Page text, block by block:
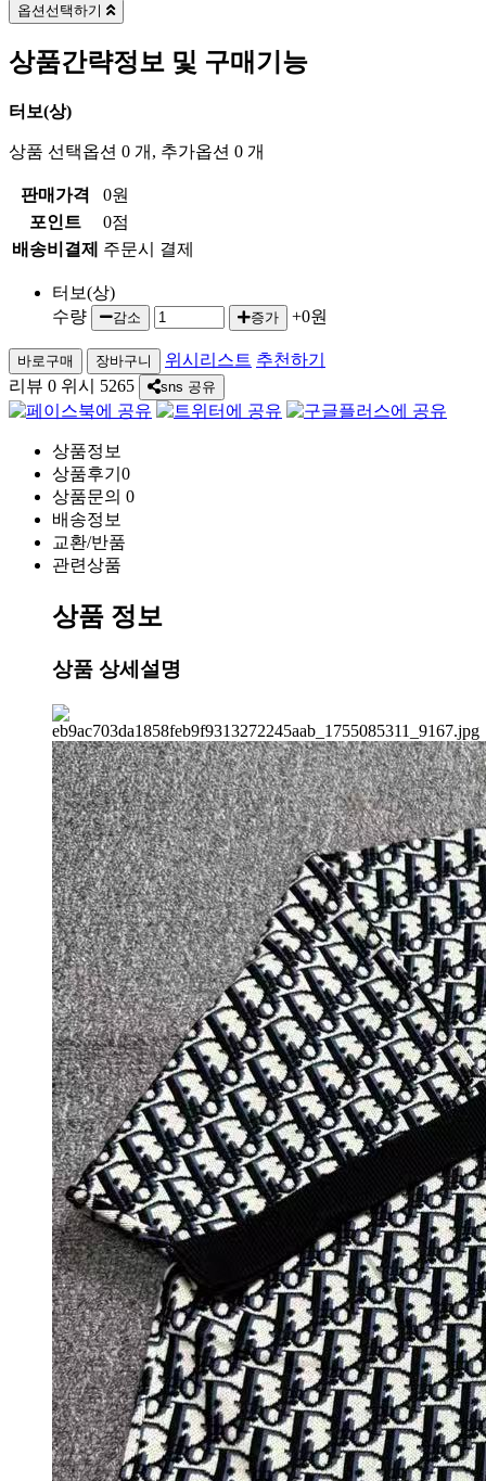
옵션선택하기
상품간략정보 및 구매기능
터보(상)
상품 선택옵션 0 개, 추가옵션 0 개
판매가격
0원
포인트
0점
배송비결제
주문시 결제
터보(상)
수량
감소 증가 +0원
위시리스트 추천하기
리뷰 0 위시 5265 sns 공유
상품정보
상품후기 0
상품문의 0
배송정보
교환/반품
관련상품
상품 정보
상품 상세설명